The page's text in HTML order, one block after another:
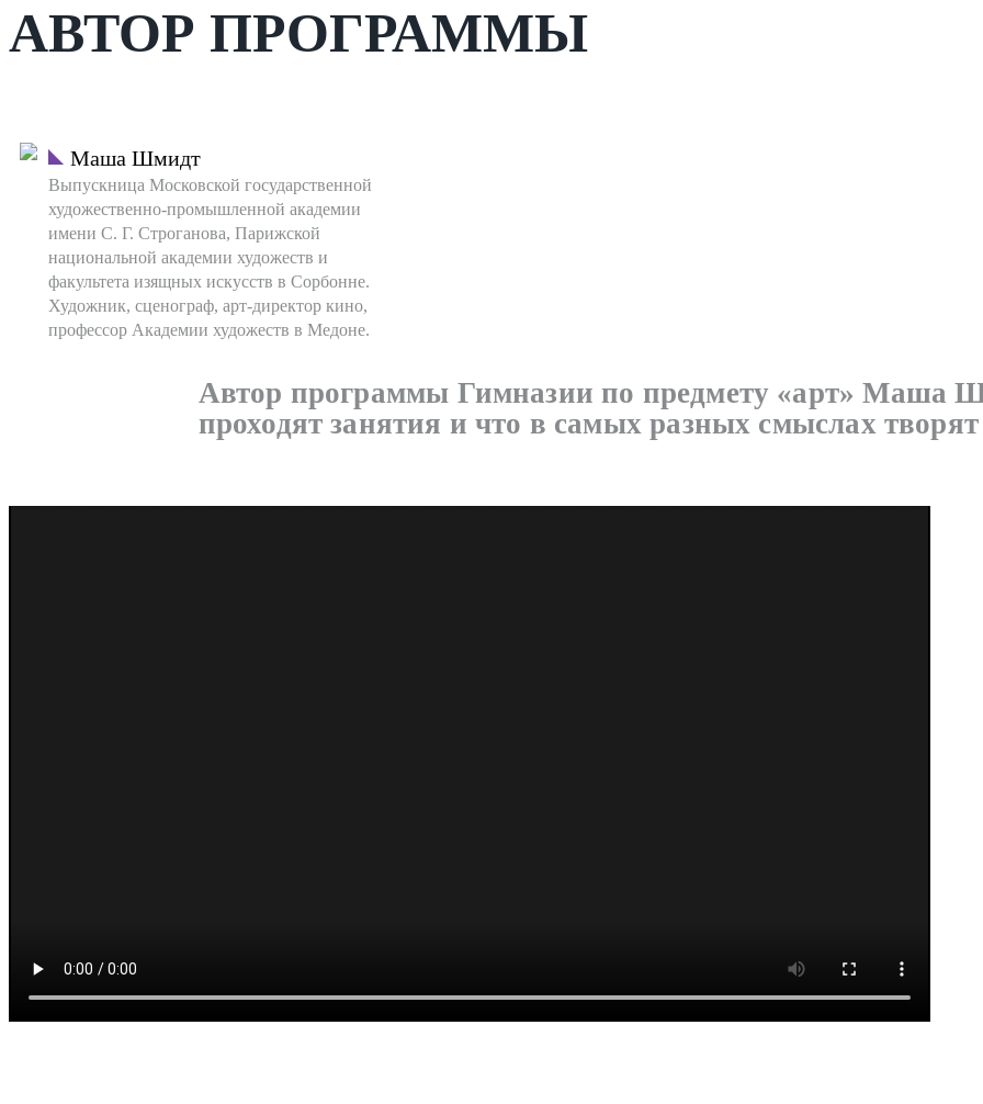
АВТОР ПРОГРАММЫ
Маша Шмидт
Выпускница Московской государственной
художественно-промышленной академии
имени С. Г. Строганова, Парижской
национальной академии художеств и
факультета изящных искусств в Сорбонне.
Художник, сценограф, арт-директор кино,
профессор Академии художеств в Медоне.
Автор программы Гимназии по предмету «арт» Маша
проходят занятия и что в самых разных смыслах